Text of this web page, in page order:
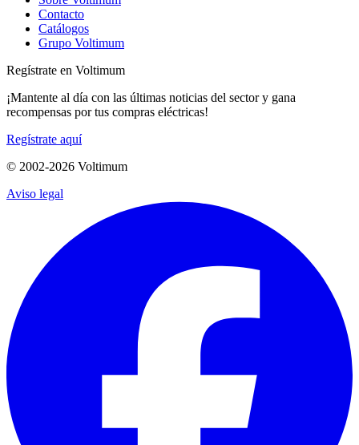
Contacto
Catálogos
Grupo Voltimum
Regístrate en Voltimum
¡Mantente al día con las últimas noticias del sector y gana
recompensas por tus compras eléctricas!
Regístrate aquí
© 2002-2026 Voltimum
Aviso legal